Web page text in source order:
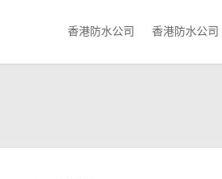
香港防水公司 香港防水公司